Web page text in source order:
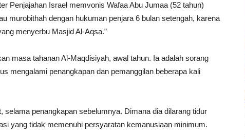
Penjajahan Israel memvonis Wafaa Abu Jumaa (52 tahun)
murobithah dengan hukuman penjara 6 bulan setengah, karena
menyerbu Masjid Al-Aqsa.”
masa tahanan Al-Maqdisiyah, awal tahun. Ia adalah sorang
mengalami penangkapan dan pemanggilan beberapa kali
selama penangkapan sebelumnya. Dimana dia dilarang tidur
yang tidak memenuhi persyaratan kemanusiaan minimum.